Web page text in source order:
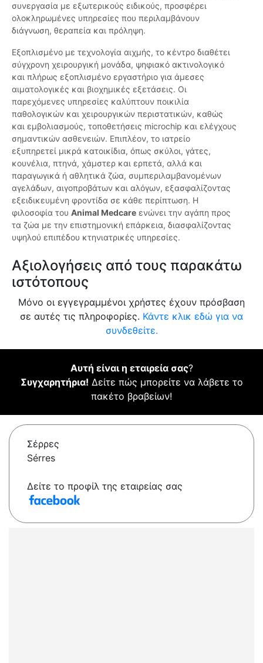
συνεργασία με εξωτερικούς ειδικούς, προσφέρει
ολοκληρωμένες υπηρεσίες που περιλαμβάνουν
διάγνωση, θεραπεία και πρόληψη.
Εξοπλισμένο με τεχνολογία αιχμής, το κέντρο διαθέτει
σύγχρονη χειρουργική μονάδα, ψηφιακό ακτινολογικό
και πλήρως εξοπλισμένο εργαστήριο για άμεσες
αιματολογικές και βιοχημικές εξετάσεις. Οι
παρεχόμενες υπηρεσίες καλύπτουν ποικιλία
παθολογικών και χειρουργικών περιστατικών, καθώς
και εμβολιασμούς, τοποθετήσεις microchip και ελέγχους
σημαντικών ασθενειών. Επιπλέον, το ιατρείο
εξυπηρετεί μικρά κατοικίδια, όπως σκύλοι, γάτες,
κουνέλια, πτηνά, χάμστερ και ερπετά, αλλά και
παραγωγικά ή αθλητικά ζώα, συμπεριλαμβανομένων
αγελάδων, αιγοπροβάτων και αλόγων, εξασφαλίζοντας
εξειδικευμένη φροντίδα σε κάθε περίπτωση. Η
φιλοσοφία του Animal Medcare ενώνει την αγάπη προς
τα ζώα με την επιστημονική επάρκεια, διασφαλίζοντας
υψηλού επιπέδου κτηνιατρικές υπηρεσίες.
Αξιολογήσεις από τους παρακάτω
ιστότοπους
Μόνο οι εγγεγραμμένοι χρήστες έχουν πρόσβαση
σε αυτές τις πληροφορίες. Κάντε κλικ εδώ για να
συνδεθείτε.
Αυτή είναι η εταιρεία σας?
Συγχαρητήρια! Δείτε πώς μπορείτε να λάβετε το
πακέτο βραβείων!
Σέρρες
Sérres
Δείτε το προφίλ της εταιρείας σας